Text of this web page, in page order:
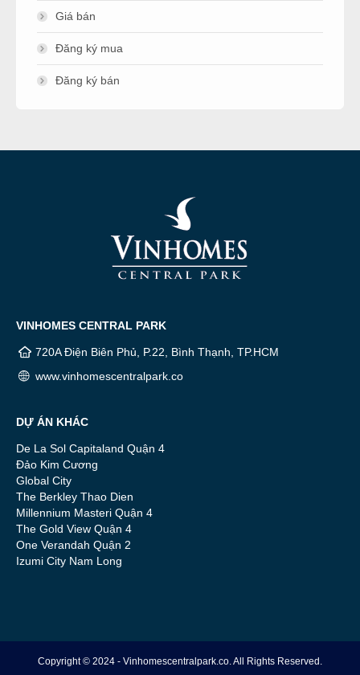
Giá bán
Đăng ký mua
Đăng ký bán
VINHOMES CENTRAL PARK
720A Điện Biên Phủ, P.22, Bình Thạnh, TP.HCM
www.vinhomescentralpark.co
DỰ ÁN KHÁC
De La Sol Capitaland Quận 4
Đảo Kim Cương
Global City
The Berkley Thao Dien
Millennium Masteri Quận 4
The Gold View Quận 4
One Verandah Quận 2
Izumi City Nam Long
Copyright © 2024 - Vinhomescentralpark.co. All Rights Reserved.